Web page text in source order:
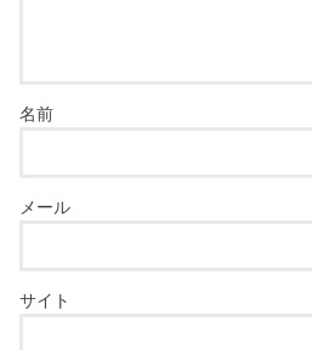
名前
メール
サイト